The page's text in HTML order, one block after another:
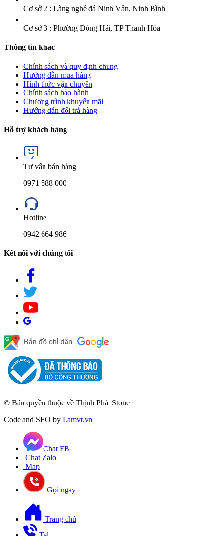
Cơ sở 2 : Làng nghề đá Ninh Vân, Ninh Bình
Cơ sở 3 : Phường Đông Hải, TP Thanh Hóa
Thông tin khác
Chính sách và quy định chung
Hướng dẫn mua hàng
Hình thức vận chuyển
Chính sách bảo hành
Chương trình khuyến mãi
Hướng dẫn đổi trả hàng
Hỗ trợ khách hàng
Tư vấn bán hàng
0971 588 000
Hotline
0942 664 986
Kết nối với chúng tôi
© Bản quyền thuộc về Thịnh Phát Stone
Code and SEO by Lamvt.vn
Chat FB
Chat Zalo
Map
Gọi ngay
Trang chủ